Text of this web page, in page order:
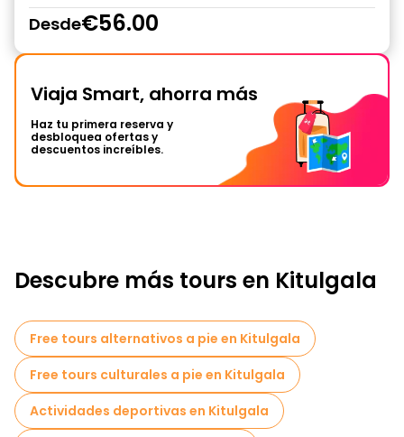
Desde€56.00
Viaja Smart, ahorra más
Haz tu primera reserva y
desbloquea ofertas y
descuentos increíbles.
Descubre más tours en Kitulgala
Free tours alternativos a pie en Kitulgala
Free tours culturales a pie en Kitulgala
Actividades deportivas en Kitulgala